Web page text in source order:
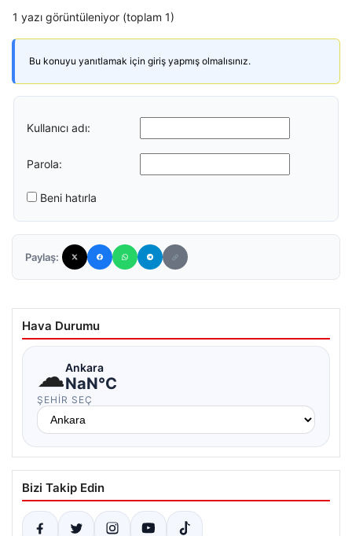
1 yazı görüntüleniyor (toplam 1)
Bu konuyu yanıtlamak için giriş yapmış olmalısınız.
Kullanıcı adı:
Parola:
Beni hatırla
Paylaş:
Hava Durumu
☁Ankara
NaN°C
ŞEHIR SEÇ
Bizi Takip Edin